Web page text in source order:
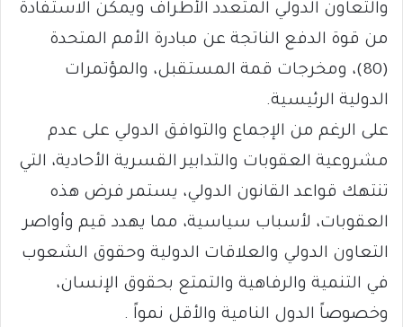
والتعاون الدولي المتعدد الأطراف ويمكن الاستفادة
من قوة الدفع الناتجة عن مبادرة الأمم المتحدة
(80)، ومخرجات قمة المستقبل، والمؤتمرات
الدولية الرئيسية.
على الرغم من الإجماع والتوافق الدولي على عدم
مشروعية العقوبات والتدابير القسرية الأحادية، التي
تنتهك قواعد القانون الدولي، يستمر فرض هذه
العقوبات، لأسباب سياسية، مما يهدد قيم وأواصر
التعاون الدولي والعلاقات الدولية وحقوق الشعوب
في التنمية والرفاهية والتمتع بحقوق الإنسان،
وخصوصاً الدول النامية والأقل نمواً .